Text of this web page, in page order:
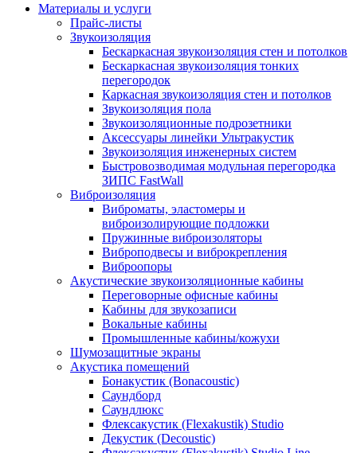
Материалы и услуги
Прайс-листы
Звукоизоляция
Бескаркасная звукоизоляция стен и потолков
Бескаркасная звукоизоляция тонких
перегородок
Каркасная звукоизоляция стен и потолков
Звукоизоляция пола
Звукоизоляционные подрозетники
Аксессуары линейки Ультракустик
Звукоизоляция инженерных систем
Быстровозводимая модульная перегородка
ЗИПС FastWall
Виброизоляция
Виброматы, эластомеры и
виброизолирующие подложки
Пружинные виброизоляторы
Виброподвесы и виброкрепления
Виброопоры
Акустические звукоизоляционные кабины
Переговорные офисные кабины
Кабины для звукозаписи
Вокальные кабины
Промышленные кабины/кожухи
Шумозащитные экраны
Акустика помещений
Бонакустик (Bonacoustic)
Саундборд
Саундлюкс
Флексакустик (Flexakustik) Studio
Декустик (Decoustic)